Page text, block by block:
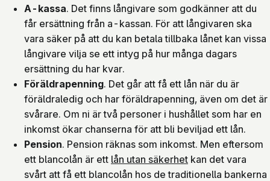
A-kassa. Det finns långivare som godkänner att du
får ersättning från a-kassan. För att långivaren ska
vara säker på att du kan betala tillbaka lånet kan vissa
långivare vilja se ett intyg på hur många dagars
ersättning du har kvar.
Föräldrapenning. Det går att få ett lån när du är
föräldraledig och har föräldrapenning, även om det är
svårare. Om ni är två personer i hushållet som har en
inkomst ökar chanserna för att bli beviljad ett lån.
Pension. Pension räknas som inkomst. Men eftersom
ett blancolån är ett lån utan säkerhet kan det vara
svårt att få ett blancolån hos de traditionella bankerna